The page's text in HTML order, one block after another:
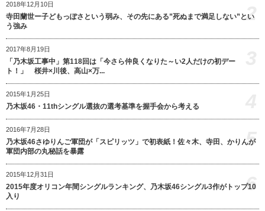
2018年12月10日
寺田蘭世ー子どもっぽさという弱み、その先にある”死ぬまで満足しない”とい
う強み
2
2017年8月19日
「乃木坂工事中」第118回は「今さら仲良くなりた～い2人だけの初デー
ト！」 桜井×川後、高山×万...
2015年1月25日
乃木坂46・11thシングル選抜の選考基準を握手会から考える
2016年7月28日
乃木坂46さゆりんご軍団が「スピリッツ」で初表紙！佐々木、寺田、かりんが
軍団内部の丸秘話を暴露
5
2015年12月31日
2015年度オリコン年間シングルランキング、乃木坂46シングル3作がトップ10
入り
6